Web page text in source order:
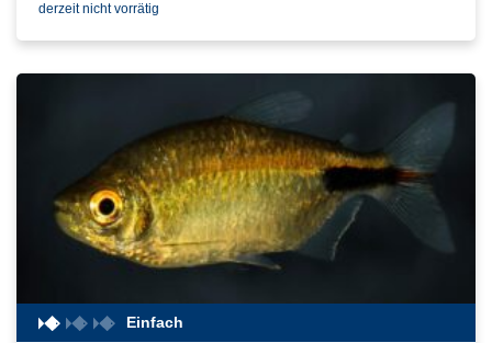
derzeit nicht vorrätig
Einfach